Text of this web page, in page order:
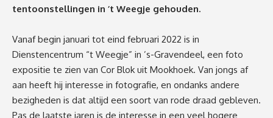
tentoonstellingen in ’t Weegje gehouden.
Vanaf begin januari tot eind februari 2022 is in
Dienstencentrum “t Weegje” in ’s-Gravendeel, een foto
expositie te zien van Cor Blok uit Mookhoek. Van jongs af
aan heeft hij interesse in fotografie, en ondanks andere
bezigheden is dat altijd een soort van rode draad gebleven.
Pas de laatste jaren is de interesse in een veel hogere